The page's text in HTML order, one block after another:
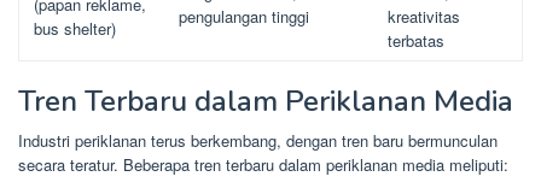
bus shelter)
pengulangan tinggi
kreativitas
terbatas
Tren Terbaru dalam Periklanan Media
Industri periklanan terus berkembang, dengan tren baru bermunculan
secara teratur. Beberapa tren terbaru dalam periklanan media meliputi: